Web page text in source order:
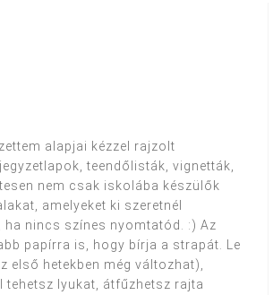
alapjai kézzel rajzolt
teendőlisták, vignetták,
nem csak iskolába készülők
amelyeket ki szeretnél
nincs színes nyomtatód. :) Az
papírra is, hogy bírja a strapát. Le
első hetekben még változhat),
tehetsz lyukat, átfűzhetsz rajta